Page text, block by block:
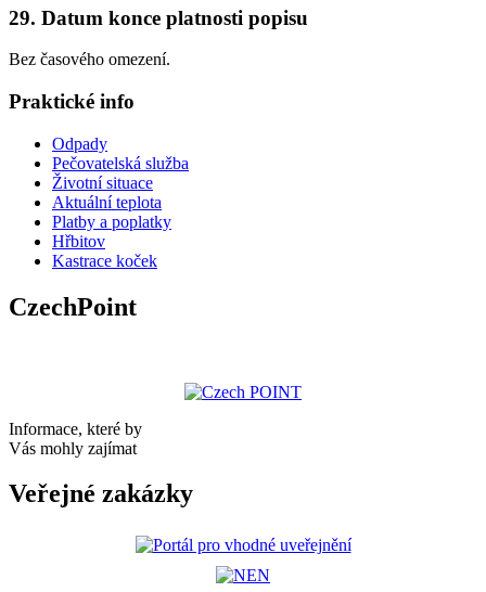
29. Datum konce platnosti popisu
Bez časového omezení.
Praktické info
Odpady
Pečovatelská služba
Životní situace
Aktuální teplota
Platby a poplatky
Hřbitov
Kastrace koček
CzechPoint
Informace, které by
Vás mohly zajímat
Veřejné zakázky